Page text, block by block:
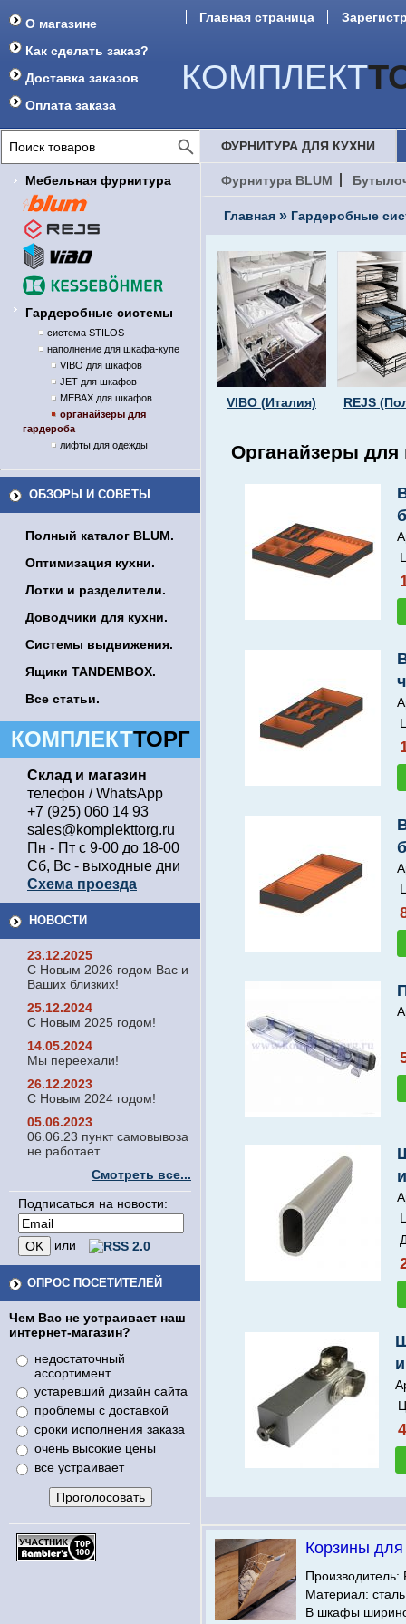
О магазине
Как сделать заказ?
Доставка заказов
Оплата заказа
Главная страница
КОМПЛЕКТ
Мебельная фурнитура
Гардеробные системы
система STILOS
наполнение для шкафа-купе
VIBO для шкафов
JET для шкафов
MEBAX для шкафов
органайзеры для
гардероба
лифты для одежды
ОБЗОРЫ И СОВЕТЫ
Полный каталог BLUM.
Оптимизация кухни.
Лотки и разделители.
Доводчики для кухни.
Системы выдвижения.
Ящики TANDEMBOX.
Все статьи.
КОМПЛЕКТТОРГ
Склад и магазин
телефон / WhatsApp
+7 (925) 060 14 93
sales@komplekttorg.ru
Пн - Пт с 9-00 до 18-00
Сб, Вс - выходные дни
Схема проезда
НОВОСТИ
23.12.2025
С Новым 2026 годом Вас и
Ваших близких!
25.12.2024
С Новым 2025 годом!
14.05.2024
Мы переехали!
26.12.2023
С Новым 2024 годом!
05.06.2023
06.06.23 пункт самовывоза
не работает
Смотреть все...
Подписаться на новости:
или
ОПРОС ПОСЕТИТЕЛЕЙ
Чем Вас не устраивает наш
интернет-магазин?
недостаточный
ассортимент
устаревший дизайн сайта
проблемы с доставкой
сроки исполнения заказа
очень высокие цены
все устраивает
ФУРНИТУРА ДЛЯ КУХНИ
Фурнитура BLUM
Главная » Гардеробные
VIBO (Италия) REJS
Органайзеры для
Корзины
Материал:
В шкафы